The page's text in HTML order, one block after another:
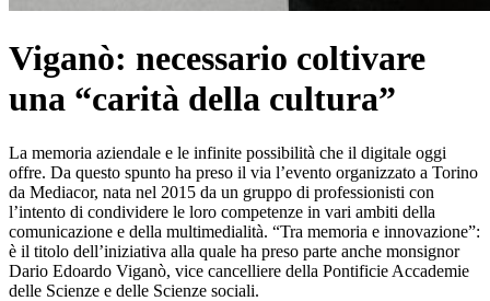
Viganò: necessario coltivare
una “carità della cultura”
La memoria aziendale e le infinite possibilità che il digitale oggi
offre. Da questo spunto ha preso il via l’evento organizzato a Torino
da Mediacor, nata nel 2015 da un gruppo di professionisti con
l’intento di condividere le loro competenze in vari ambiti della
comunicazione e della multimedialità. “Tra memoria e innovazione”:
è il titolo dell’iniziativa alla quale ha preso parte anche monsignor
Dario Edoardo Viganò, vice cancelliere della Pontificie Accademie
delle Scienze e delle Scienze sociali.